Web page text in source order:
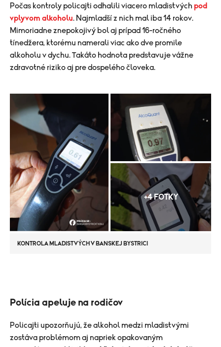
Počas kontroly policajti odhalili viacero mladistvých pod
vplyvom alkoholu. Najmladší z nich mal iba 14 rokov.
Mimoriadne znepokojivý bol aj prípad 16-ročného
tínedžera, ktorému namerali viac ako dve promile
alkoholu v dychu. Takáto hodnota predstavuje vážne
zdravotné riziko aj pre dospelého človeka.
+4 FOTKY
KONTROLA MLADISTVÝCH V BANSKEJ BYSTRICI
Polícia apeluje na rodičov
Policajti upozorňujú, že alkohol medzi mladistvými
zostáva problémom aj napriek opakovaným